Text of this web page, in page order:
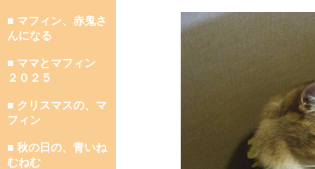
■ マフィン、赤鬼さ
んになる
■ ママとマフィン
２０２５
■ クリスマスの、マ
フィン
■ 秋の日の、青いね
むねむ